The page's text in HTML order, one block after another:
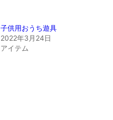
子供用おうち遊具
2022年3月24日
アイテム